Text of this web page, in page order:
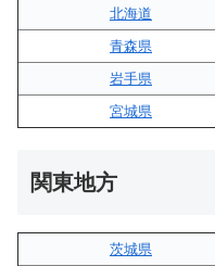
北海道
青森県
岩手県
宮城県
関東地方
茨城県